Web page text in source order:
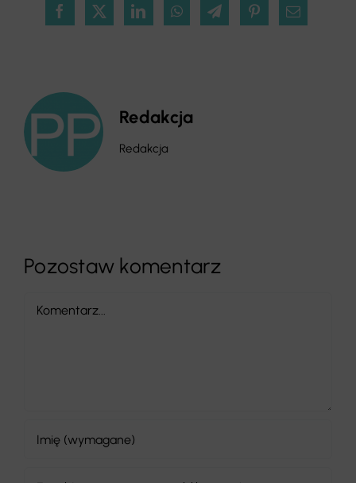
Redakcja
Redakcja
Pozostaw komentarz
Comment